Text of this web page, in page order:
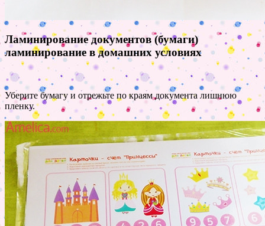
Ламинирование документов (бумаги)
ламинирование в домашних условиях
Уберите бумагу и отрежьте по краям документа лишнюю
пленку.